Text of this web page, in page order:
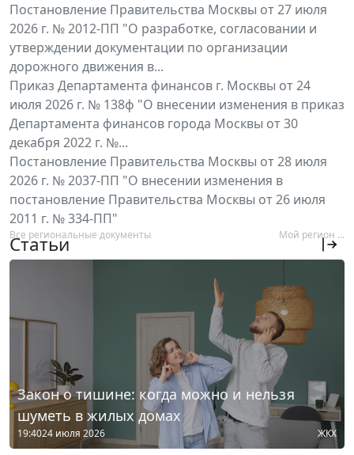
Постановление Правительства Москвы от 27 июля
2026 г. № 2012-ПП "О разработке, согласовании и
утверждении документации по организации
дорожного движения в...
Приказ Департамента финансов г. Москвы от 24
июля 2026 г. № 138ф "О внесении изменения в приказ
Департамента финансов города Москвы от 30
декабря 2022 г. №...
Постановление Правительства Москвы от 28 июля
2026 г. № 2037-ПП "О внесении изменения в
постановление Правительства Москвы от 26 июля
2011 г. № 334-ПП"
Все региональные документы Мой регион ...
Статьи
Закон о тишине: когда можно и нельзя
шуметь в жилых домах
19:4024 июля 2026 ЖКХ